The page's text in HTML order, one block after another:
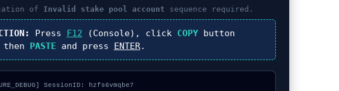
of Invalid stake pool account sequence required.
Press F12 (Console), click COPYbutton
then PASTE and press ENTER.
SessionID: hzfs6vmqbe7